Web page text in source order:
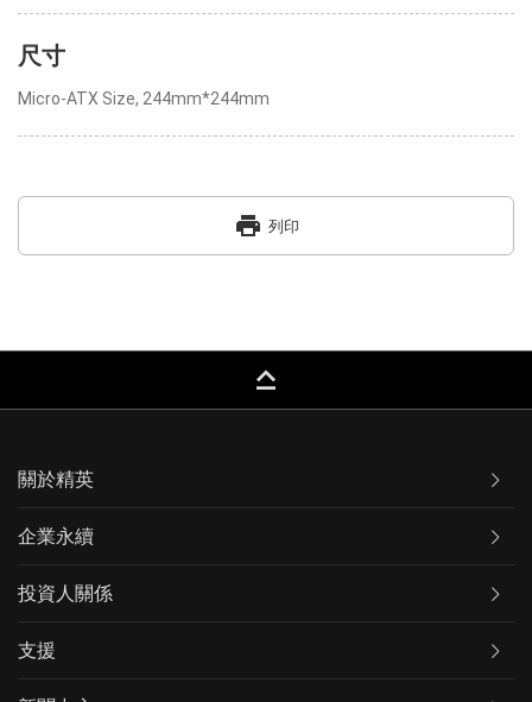
尺寸
Micro-ATX Size, 244mm*244mm
print 列印
keyboard_capslock
關於精英
企業永續
投資人關係
支援